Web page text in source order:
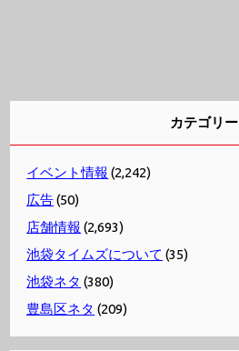
カテゴリー
イベント情報 (2,242)
広告(50)
店舗情報 (2,693)
池袋タイムズについて (35)
池袋ネタ (380)
豊島区ネタ (209)